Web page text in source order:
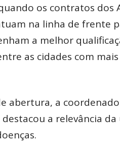
os contratos dos
na linha de frente
a melhor
as cidades com
abertura, a
a relevância